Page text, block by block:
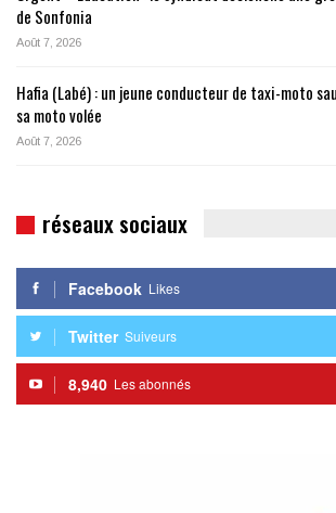
de Sonfonia
Août 7, 2026
Hafia (Labé) : un jeune conducteur de taxi-moto
sa moto volée
Août 7, 2026
réseaux sociaux
Facebook Likes
Twitter Suiveurs
8,940 Les abonnés